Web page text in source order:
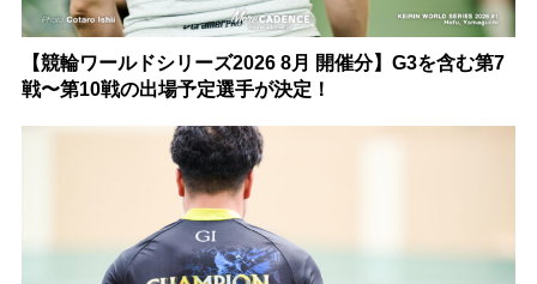
【競輪ワールドシリーズ2026 8月 開催分】G3を含む第7
戦〜第10戦の出場予定選手が決定！